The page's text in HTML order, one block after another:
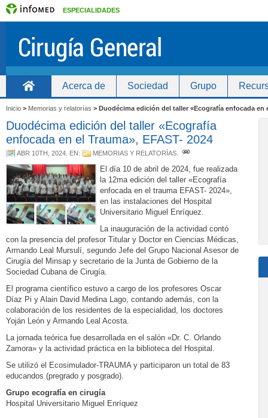
ESPECIALIDADES
Acerca de Sociedad Grupo
Inicio > Memorias y relatorías > Duodécima edición del taller «Ecografía enfocada en
Duodécima edición del taller «Ecografía
enfocada en el Trauma», EFAST- 2024
ABR 10TH, 2024 . EN: MEMORIAS Y RELATORÍAS
El día 10 de abril de 2024, fue realizada
la 12ma edición del taller «Ecografía
enfocada en el trauma EFAST- 2024»,
en las instalaciones del Hospital
Universitario Miguel Enríquez.
La inauguración de la actividad contó
con la presencia del profesor Titular y Doctor en Ciencias Médicas,
Armando Leal Mursulí, segundo Jefe del Grupo Nacional Asesor de
Cirugía del Minsap y secretario de la Junta de Gobierno de la
Sociedad Cubana de Cirugía.
El programa científico estuvo a cargo de los profesores Oscar
Díaz Pi y Alain David Medina Lago, contando además, con la
colaboración de los residentes de la especialidad, los doctores
Yoján León y Armando Leal Acosta.
La jornada teórica fue desarrollada en el salón «Dr. C. Orlando
Zamora» y la actividad práctica en la biblioteca del Hospital.
Se utilizó el Ecosimulador-TRAUMA y participaron un total de 83
educandos (pregrado y posgrado).
Grupo ecografía en cirugía
Hospital Universitario Miguel Enríquez